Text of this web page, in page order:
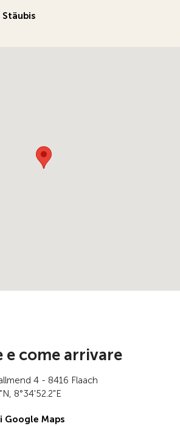
e come arrivare
4 - 8416 Flaach
8°34'52.2"E
Google Maps